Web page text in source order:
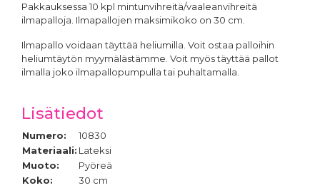
Pakkauksessa 10 kpl mintunvihreitä/vaaleanvihreitä
ilmapalloja. Ilmapallojen maksimikoko on 30 cm.
Ilmapallo voidaan täyttää heliumilla. Voit ostaa palloihin
heliumtäytön myymälästämme. Voit myös täyttää pallot
ilmalla joko ilmapallopumpulla tai puhaltamalla.
Lisätiedot
Numero:
10830
Materiaali: Lateksi
Muoto:
Pyöreä
Koko:
30 cm